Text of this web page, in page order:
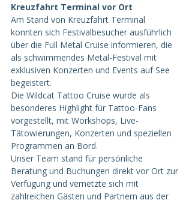
Kreuzfahrt Terminal vor Ort
Am Stand von Kreuzfahrt Terminal
konnten sich Festivalbesucher ausführlich
über die Full Metal Cruise informieren, die
als schwimmendes Metal-Festival mit
exklusiven Konzerten und Events auf See
begeistert.
Die Wildcat Tattoo Cruise wurde als
besonderes Highlight für Tattoo-Fans
vorgestellt, mit Workshops, Live-
Tätowierungen, Konzerten und speziellen
Programmen an Bord.
Unser Team stand für persönliche
Beratung und Buchungen direkt vor Ort zur
Verfügung und vernetzte sich mit
zahlreichen Gästen und Partnern aus der